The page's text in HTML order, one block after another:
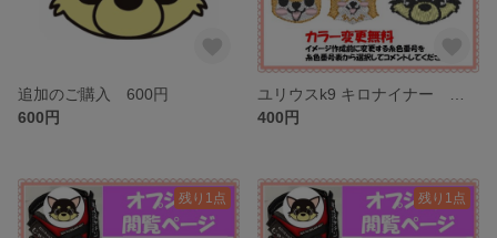
追加のご購入 600円
600円
400円
残り1点 残り1点